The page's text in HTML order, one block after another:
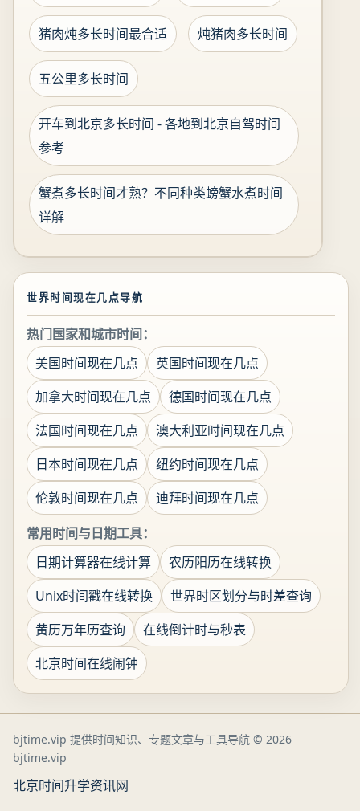
猪肉炖多长时间最合适 炖猪肉多长时间
五公里多长时间
开车到北京多长时间 - 各地到北京自驾时间
参考
蟹煮多长时间才熟？不同种类螃蟹水煮时间
详解
世界时间现在几点导航
热门国家和城市时间：
美国时间现在几点
英国时间现在几点
加拿大时间现在几点
德国时间现在几点
法国时间现在几点
澳大利亚时间现在几点
日本时间现在几点
纽约时间现在几点
伦敦时间现在几点
迪拜时间现在几点
常用时间与日期工具：
日期计算器在线计算
农历阳历在线转换
Unix时间戳在线转换
世界时区划分与时差查询
黄历万年历查询
在线倒计时与秒表
北京时间在线闹钟
bjtime.vip 提供时间知识、专题文章与工具导航 © 2026
bjtime.vip
北京时间升学资讯网